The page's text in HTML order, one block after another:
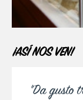
¡ASÍ NOS VEN!
"Da gusto